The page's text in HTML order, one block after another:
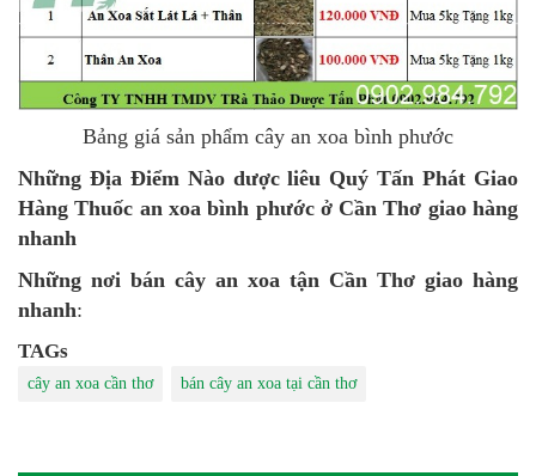
Bảng giá sản phẩm cây an xoa bình phước
Những Địa Điểm Nào dược liêu Quý Tấn Phát Giao
Hàng Thuốc an xoa bình phước ởCần Thơ giao hàng
nhanh
Những nơi bán cây an xoa tận Cần Thơ giao hàng
nhanh:
TAGs
cây an xoa cần thơ bán cây an xoa tại cần thơ